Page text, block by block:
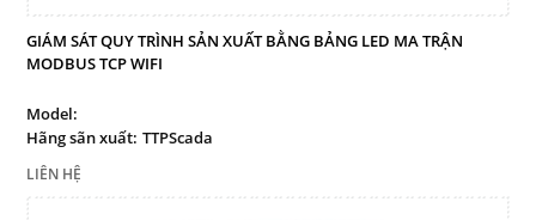
GIÁM SÁT QUY TRÌNH SẢN XUẤT BẰNG BẢNG LED MA TRẬN
MODBUS TCP WIFI
Model:
Hãng sãn xuất: TTPScada
LIÊN HỆ
HotLine
0909 199 102
Email